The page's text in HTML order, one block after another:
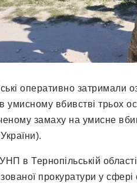
оперативно затримали
умисному вбивстві трьох
замаху на умисне
в Тернопільській
прокуратури у